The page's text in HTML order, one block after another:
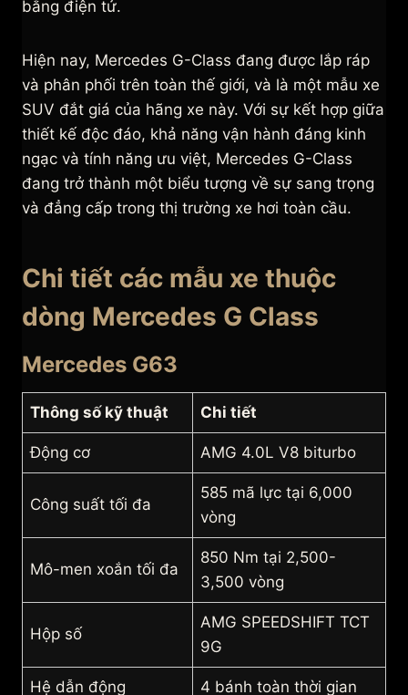
bằng điện tử.
Hiện nay, Mercedes G-Class đang được lắp ráp
và phân phối trên toàn thế giới, và là một mẫu xe
SUV đắt giá của hãng xe này. Với sự kết hợp giữa
thiết kế độc đáo, khả năng vận hành đáng kinh
ngạc và tính năng ưu việt, Mercedes G-Class
đang trở thành một biểu tượng về sự sang trọng
và đẳng cấp trong thị trường xe hơi toàn cầu.
Chi tiết các mẫu xe thuộc
dòng Mercedes G Class
Mercedes G63
Thông số kỹ thuật Chi tiết
Động cơ AMG 4.0L V8 biturbo
Công suất tối đa
585 mã lực tại 6,000
vòng
Mô-men xoắn tối đa
850 Nm tại 2,500-
3,500 vòng
Hộp số
AMG SPEEDSHIFT TCT
9G
Hệ dẫn động 4 bánh toàn thời gian